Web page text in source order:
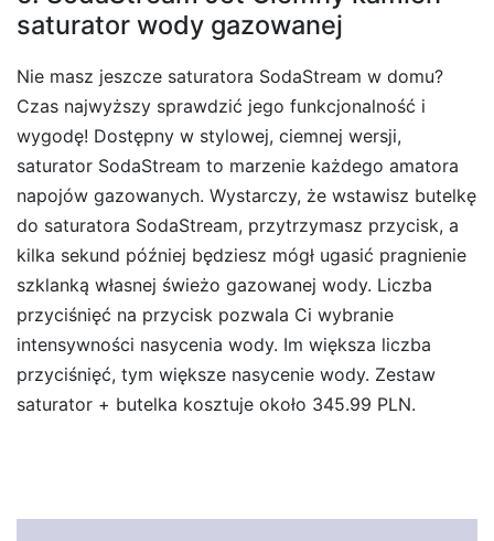
saturator wody gazowanej
Nie masz jeszcze saturatora SodaStream w domu?
Czas najwyższy sprawdzić jego funkcjonalność i
wygodę! Dostępny w stylowej, ciemnej wersji,
saturator SodaStream to marzenie każdego amatora
napojów gazowanych. Wystarczy, że wstawisz butelkę
do saturatora SodaStream, przytrzymasz przycisk, a
kilka sekund później będziesz mógł ugasić pragnienie
szklanką własnej świeżo gazowanej wody. Liczba
przyciśnięć na przycisk pozwala Ci wybranie
intensywności nasycenia wody. Im większa liczba
przyciśnięć, tym większe nasycenie wody. Zestaw
saturator + butelka kosztuje około 345.99 PLN.